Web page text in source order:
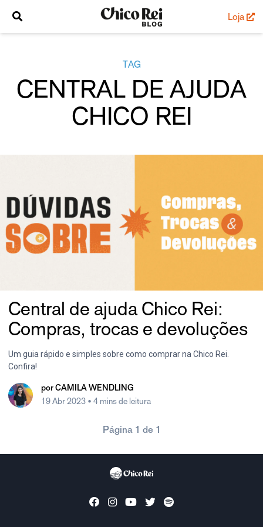
Loja
TAG
CENTRAL DE AJUDA
CHICO REI
Central de ajuda Chico Rei:
Compras, trocas e devoluções
Um guia rápido e simples sobre como comprar na Chico Rei.
Confira!
por CAMILA WENDLING
19 Abr 2023 • 4 mins de leitura
Página 1 de 1